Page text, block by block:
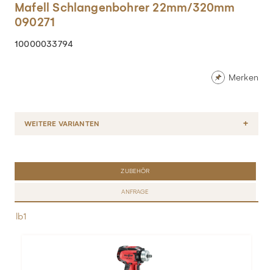
Mafell Schlangenbohrer 22mm/320mm
090271
10000033794
Merken
WEITERE VARIANTEN
ZUBEHÖR
ANFRAGE
lb1